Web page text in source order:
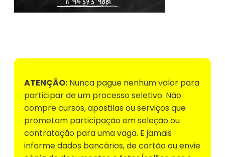
ATENÇÃO: Nunca pague nenhum valor para
participar de um processo seletivo. Não
compre cursos, apostilas ou serviços que
prometam participação em seleção ou
contratação para uma vaga. E jamais
informe dados bancários, de cartão ou envie